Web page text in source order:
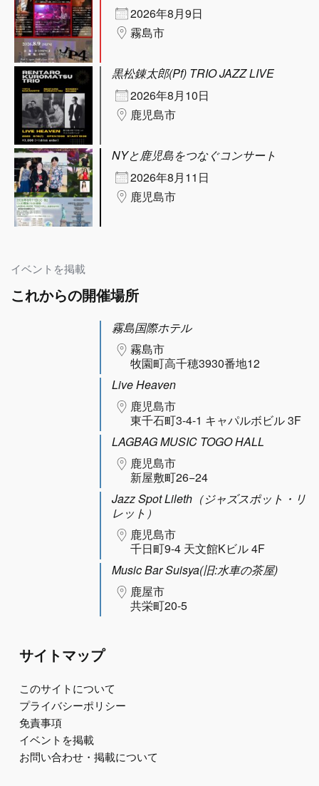
2026年8月9日
霧島市
黒松錬太郎(Pf) TRIO JAZZ LIVE
2026年8月10日
鹿児島市
NYと鹿児島をつなぐコンサート
2026年8月11日
鹿児島市
イベントを掲載
これからの開催場所
霧島国際ホテル
霧島市
牧園町高千穂3930番地12
Live Heaven
鹿児島市
東千石町3-4-1 キャパルボビル 3F
LAGBAG MUSIC TOGO HALL
鹿児島市
新屋敷町26−24
Jazz Spot Lileth（ジャズスポット・リ
レット）
鹿児島市
千日町9-4 天文館Kビル 4F
Music Bar Suisya(旧:水車の茶屋)
鹿屋市
共栄町20-5
サイトマップ
このサイトについて
プライバシーポリシー
免責事項
イベントを掲載
お問い合わせ・掲載について